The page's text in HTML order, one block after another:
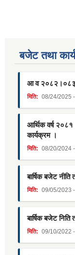
बजेट तथा
आ व २०८२।०८३
मिति: 08/24/2025
आर्थिक वर्ष
कार्यक्रम ।
मिति: 08/20/2024
बार्षिक बजेट
मिति: 09/05/2023
बार्षिक बजेट
मिति: 09/10/2022